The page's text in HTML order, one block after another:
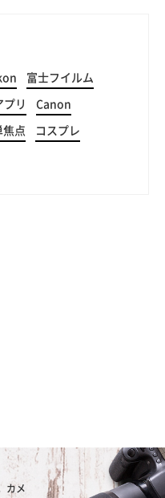
富士フイルム
プリ Canon
焦点 コスプレ
カメ